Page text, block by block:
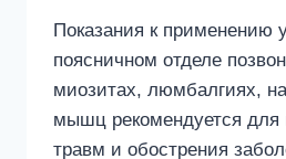
Показания к применению
поясничном отделе
миозитах, люмбалгиях,
мышц рекомендуется для
травм и обострения